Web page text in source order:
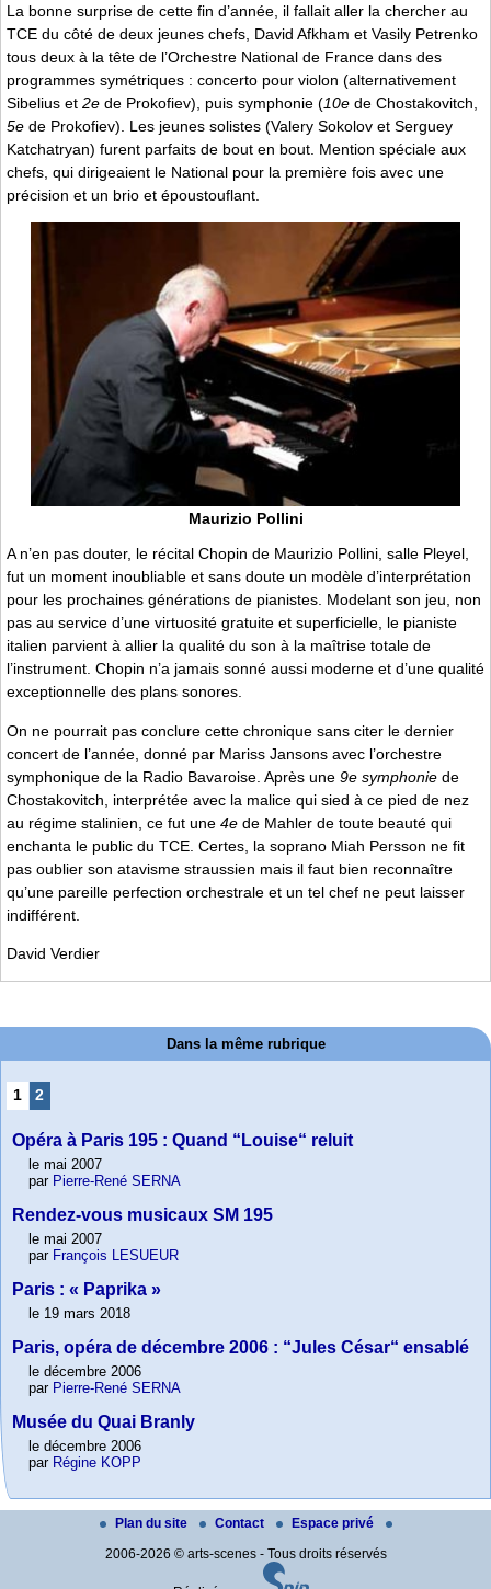
La bonne surprise de cette fin d’année, il fallait aller la chercher au
TCE du côté de deux jeunes chefs, David Afkham et Vasily Petrenko
tous deux à la tête de l’Orchestre National de France dans des
programmes symétriques : concerto pour violon (alternativement
Sibelius et 2e de Prokofiev), puis symphonie (10e de Chostakovitch,
5e de Prokofiev). Les jeunes solistes (Valery Sokolov et Serguey
Katchatryan) furent parfaits de bout en bout. Mention spéciale aux
chefs, qui dirigeaient le National pour la première fois avec une
précision et un brio et époustouflant.
Maurizio Pollini
A n’en pas douter, le récital Chopin de Maurizio Pollini, salle Pleyel,
fut un moment inoubliable et sans doute un modèle d’interprétation
pour les prochaines générations de pianistes. Modelant son jeu, non
pas au service d’une virtuosité gratuite et superficielle, le pianiste
italien parvient à allier la qualité du son à la maîtrise totale de
l’instrument. Chopin n’a jamais sonné aussi moderne et d’une qualité
exceptionnelle des plans sonores.
On ne pourrait pas conclure cette chronique sans citer le dernier
concert de l’année, donné par Mariss Jansons avec l’orchestre
symphonique de la Radio Bavaroise. Après une 9e symphonie de
Chostakovitch, interprétée avec la malice qui sied à ce pied de nez
au régime stalinien, ce fut une 4e de Mahler de toute beauté qui
enchanta le public du TCE. Certes, la soprano Miah Persson ne fit
pas oublier son atavisme straussien mais il faut bien reconnaître
qu’une pareille perfection orchestrale et un tel chef ne peut laisser
indifférent.
David Verdier
Dans la même rubrique
1 2
Opéra à Paris 195 : Quand “Louise“ reluit
le mai 2007
par Pierre-René SERNA
Rendez-vous musicaux SM 195
le mai 2007
par François LESUEUR
Paris : « Paprika »
le 19 mars 2018
Paris, opéra de décembre 2006 : “Jules César“ ensablé
le décembre 2006
par Pierre-René SERNA
Musée du Quai Branly
le décembre 2006
par Régine KOPP
Plan du site Contact
Espace privé
2006-2026 © arts-scenes - Tous droits réservés